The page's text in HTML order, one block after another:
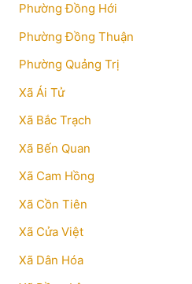
Phường Đồng Hới
Phường Đồng Thuận
Phường Quảng Trị
Xã Ái Tử
Xã Bắc Trạch
Xã Bến Quan
Xã Cam Hồng
Xã Cồn Tiên
Xã Cửa Việt
Xã Dân Hóa